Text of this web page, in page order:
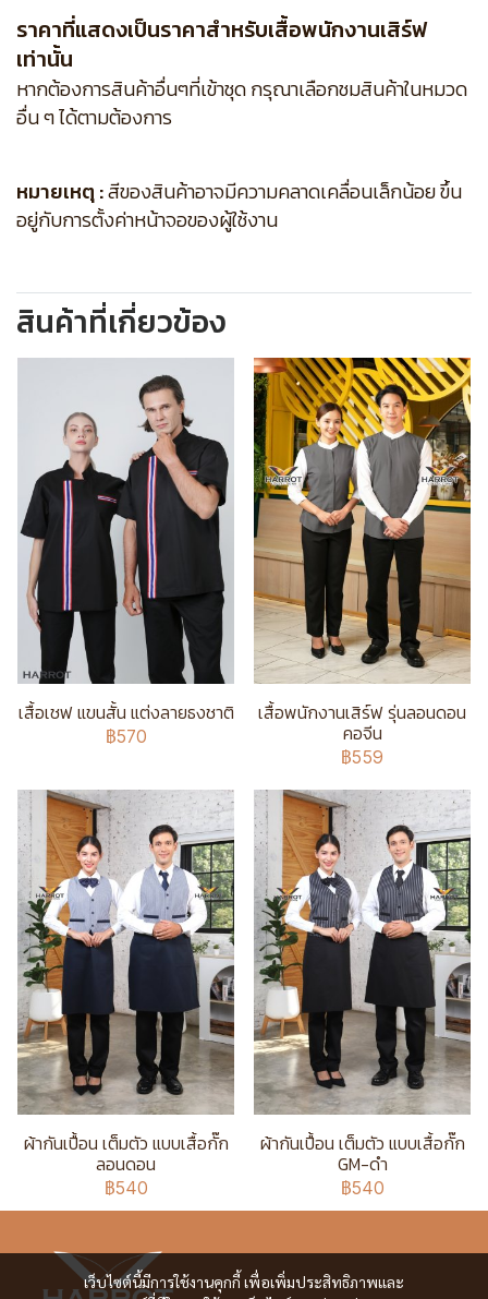
ราคาที่แสดงเป็นราคาสำหรับเสื้อพนักงานเสิร์ฟ
เท่านั้น
หากต้องการสินค้าอื่นๆที่เข้าชุด กรุณาเลือกชมสินค้าในหมวด
อื่น ๆ ได้ตามต้องการ
หมายเหตุ :สีของสินค้าอาจมีความคลาดเคลื่อนเล็กน้อย ขึ้น
อยู่กับการตั้งค่าหน้าจอของผู้ใช้งาน
สินค้าที่เกี่ยวข้อง
เสื้อเชฟ แขนสั้น แต่งลายธงชาติ
฿570
เสื้อพนักงานเสิร์ฟ รุ่นลอนดอน
คอจีน
฿559
ผ้ากันเปื้อน เต็มตัว แบบเสื้อกั๊ก
ลอนดอน
฿540
ผ้ากันเปื้อน เต็มตัว แบบเสื้อกั๊ก
GM-ดำ
฿540
เว็บไซต์นี้มีการใช้งานคุกกี้ เพื่อเพิ่มประสิทธิภาพและ